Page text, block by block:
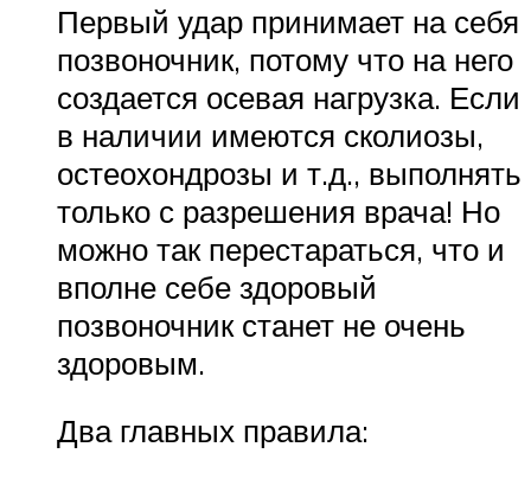
Первый удар принимает на себя
позвоночник, потому что на него
создается осевая нагрузка. Если
в наличии имеются сколиозы,
остеохондрозы и т.д., выполнять
только с разрешения врача! Но
можно так перестараться, что и
вполне себе здоровый
позвоночник станет не очень
здоровым.
Два главных правила: